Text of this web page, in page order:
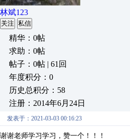
林斌123
关注 私信
精华：0帖
求助：0帖
帖子：0帖 | 61回
年度积分：0
历史总积分：58
注册：2014年6月24日
发表于：2021-03-03 00:16:23
谢谢老师学习学习，赞一个！！！